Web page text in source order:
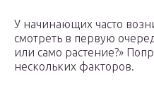
У начинающих часто
смотреть в первую
или само растение?»
нескольких факторов.